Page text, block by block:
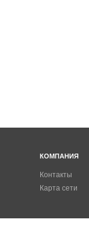
КОМПАНИЯ
Контакты
Карта сети